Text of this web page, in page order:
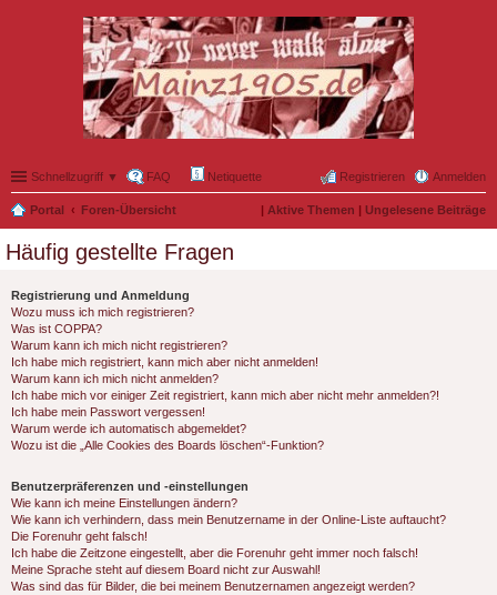
Schnellzugriff ▼ FAQ Netiquette Anmelden
Registrieren
Portal Foren-Übersicht | Aktive Themen | Ungelesene Beiträge
Häufig gestellte Fragen
Registrierung und Anmeldung
Wozu muss ich mich registrieren?
Was ist COPPA?
Warum kann ich mich nicht registrieren?
Ich habe mich registriert, kann mich aber nicht anmelden!
Warum kann ich mich nicht anmelden?
Ich habe mich vor einiger Zeit registriert, kann mich aber nicht mehr anmelden?!
Ich habe mein Passwort vergessen!
Warum werde ich automatisch abgemeldet?
Wozu ist die „Alle Cookies des Boards löschen“-Funktion?
Benutzerpräferenzen und -einstellungen
Wie kann ich meine Einstellungen ändern?
Wie kann ich verhindern, dass mein Benutzername in der Online-Liste auftaucht?
Die Forenuhr geht falsch!
Ich habe die Zeitzone eingestellt, aber die Forenuhr geht immer noch falsch!
Meine Sprache steht auf diesem Board nicht zur Auswahl!
Was sind das für Bilder, die bei meinem Benutzernamen angezeigt werden?